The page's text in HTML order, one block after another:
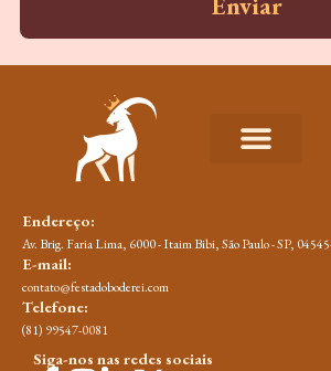
Endereço:
Av. Brig. Faria Lima, 6000 - Itaim Bibi, São Paulo - SP,
E-mail:
contato@festadoboderei.com
Telefone:
(81) 99547-0081
Siga-nos nas redes sociais